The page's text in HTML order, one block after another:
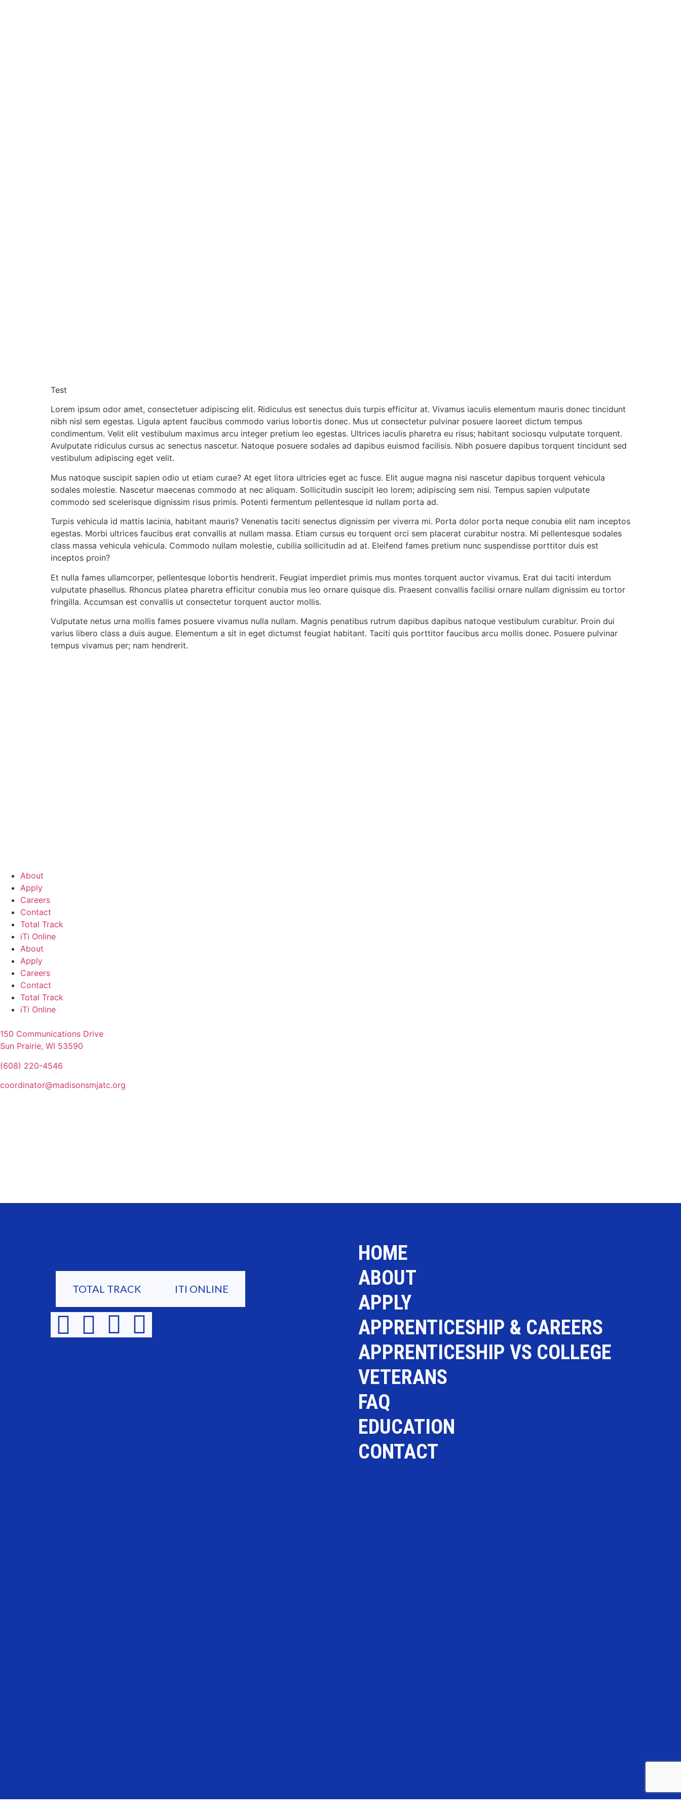
Test
Lorem ipsum odor amet, consectetuer adipiscing elit. Ridiculus est senectus duis turpis efficitur at. Vivamus iaculis elementum mauris donec tincidunt
nibh nisl sem egestas. Ligula aptent faucibus commodo varius lobortis donec. Mus ut consectetur pulvinar posuere laoreet dictum tempus
condimentum. Velit elit vestibulum maximus arcu integer pretium leo egestas. Ultrices iaculis pharetra eu risus; habitant sociosqu vulputate torquent.
Avulputate ridiculus cursus ac senectus nascetur. Natoque posuere sodales ad dapibus euismod facilisis. Nibh posuere dapibus torquent tincidunt sed
vestibulum adipiscing eget velit.
Mus natoque suscipit sapien odio ut etiam curae? At eget litora ultricies eget ac fusce. Elit augue magna nisi nascetur dapibus torquent vehicula
sodales molestie. Nascetur maecenas commodo at nec aliquam. Sollicitudin suscipit leo lorem; adipiscing sem nisi. Tempus sapien vulputate
commodo sed scelerisque dignissim risus primis. Potenti fermentum pellentesque id nullam porta ad.
Turpis vehicula id mattis lacinia, habitant mauris? Venenatis taciti senectus dignissim per viverra mi. Porta dolor porta neque conubia elit nam inceptos
egestas. Morbi ultrices faucibus erat convallis at nullam massa. Etiam cursus eu torquent orci sem placerat curabitur nostra. Mi pellentesque sodales
class massa vehicula vehicula. Commodo nullam molestie, cubilia sollicitudin ad at. Eleifend fames pretium nunc suspendisse porttitor duis est
inceptos proin?
Et nulla fames ullamcorper, pellentesque lobortis hendrerit. Feugiat imperdiet primis mus montes torquent auctor vivamus. Erat dui taciti interdum
vulputate phasellus. Rhoncus platea pharetra efficitur conubia mus leo ornare quisque dis. Praesent convallis facilisi ornare nullam dignissim eu tortor
fringilla. Accumsan est convallis ut consectetur torquent auctor mollis.
Vulputate netus urna mollis fames posuere vivamus nulla nullam. Magnis penatibus rutrum dapibus dapibus natoque vestibulum curabitur. Proin dui
varius libero class a duis augue. Elementum a sit in eget dictumst feugiat habitant. Taciti quis porttitor faucibus arcu mollis donec. Posuere pulvinar
tempus vivamus per; nam hendrerit.
About
Apply
Careers
Contact
Total Track
iTi Online
About
Apply
Careers
Contact
Total Track
iTi Online
150 Communications Drive
Sun Prairie, WI 53590
(608) 220-4546
coordinator@madisonsmjatc.org
TOTAL TRACK ITI ONLINE
HOME
ABOUT
APPLY
APPRENTICESHIP & CAREERS
APPRENTICESHIP VS COLLEGE
VETERANS
FAQ
EDUCATION
CONTACT